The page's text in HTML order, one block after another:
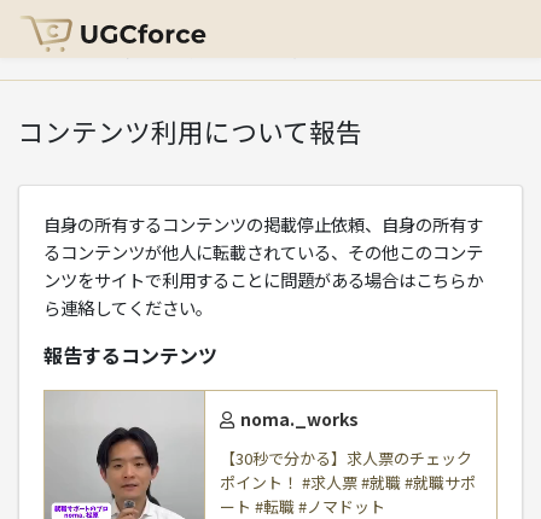
HOME > コンテンツ利用について報告
コンテンツ利用について報告
自身の所有するコンテンツの掲載停止依頼、自身の所有す
るコンテンツが他人に転載されている、その他このコンテ
ンツをサイトで利用することに問題がある場合はこちらか
ら連絡してください。
報告するコンテンツ
noma._works
【30秒で分かる】求人票のチェック
ポイント！ #求人票 #就職 #就職サポ
ート #転職 #ノマドット